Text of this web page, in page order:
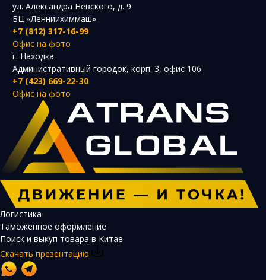
ул. Александра Невского, д. 9
БЦ «Ленниихиммаш»
+7 (812) 317-16-99
Офис на фото
г. Находка
Административный городок, корп. 3, офис 106
+7 (423) 669-22-30
Офис на фото
Логистика
Таможенное оформление
Поиск и выкуп товара в Китае
Скачать презентацию